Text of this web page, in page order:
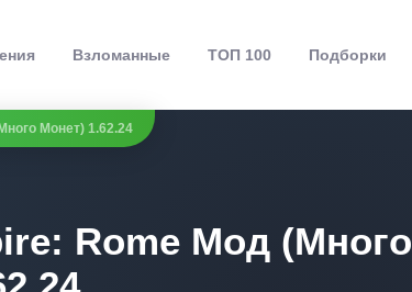
Взломанные ТОП 100 Подборки
Монет) 1.62.24
Rome Мод (Много